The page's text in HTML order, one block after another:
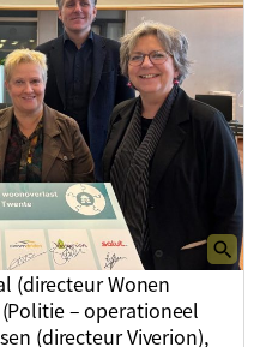
(directeur Wonen
– operationeel
(directeur Viverion),